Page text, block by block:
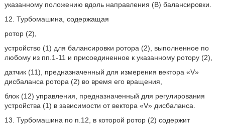
указанному положению вдоль направления (В) балансировки.
12. Турбомашина, содержащая
ротор (2),
устройство (1) для балансировки ротора (2), выполненное по
любому из пп.1-11 и присоединенное к указанному ротору (2),
датчик (11), предназначенный для измерения вектора «V»
дисбаланса ротора (2) во время его вращения,
блок (12) управления, предназначенный для регулирования
устройства (1) в зависимости от вектора «V» дисбаланса.
13. Турбомашина по п.12, в которой ротор (2) содержит